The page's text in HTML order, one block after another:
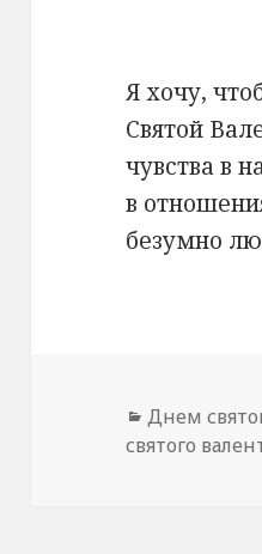
Я хочу,
Святой
чувства в
в
безумно
Рубрики
Днем
святого